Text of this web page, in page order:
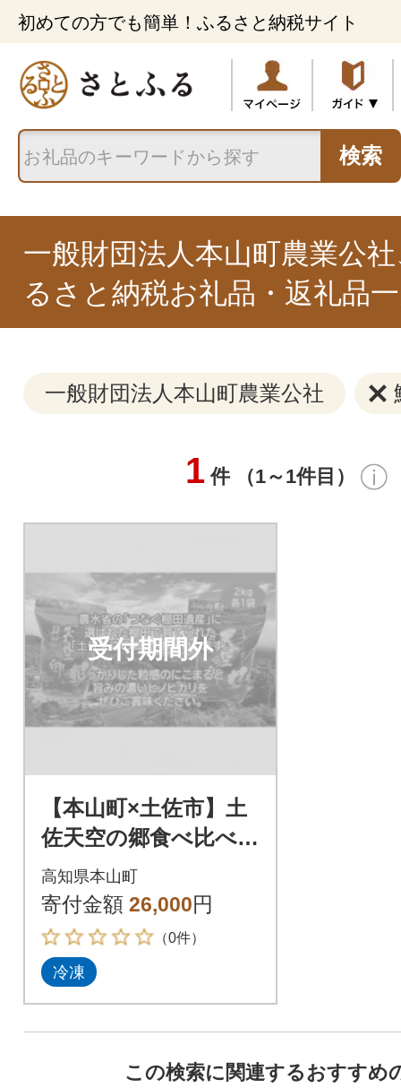
初めての方でも簡単！ふるさと納税サイト
検索
一般財団法人本山町農業公
るさと納税お礼品・返礼品
一般財団法人本山町農業公社
1 件 （1～1件目）
受付期間外
【本山町×土佐市】土
佐天空の郷食べ比べ(2
kg×2)+土佐海鮮漬け
丼(5種×各2)【複数個
口で配送】
高知県本山町
寄付金額 26,000円
（0件）
冷凍
この検索に関連するおすすめ